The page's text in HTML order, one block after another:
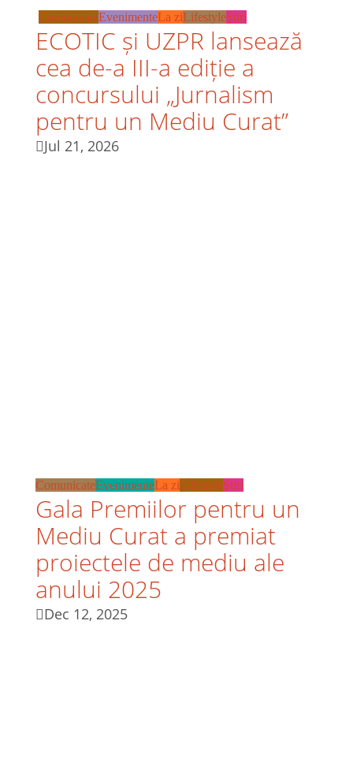
ComunicateEvenimenteLa ziLifestyleŞtiri
ECOTIC și UZPR lansează
cea de-a III-a ediție a
concursului „Jurnalism
pentru un Mediu Curat”
Jul 21, 2026
ComunicateEvenimenteLa ziLifestyleŞtiri
Gala Premiilor pentru un
Mediu Curat a premiat
proiectele de mediu ale
anului 2025
Dec 12, 2025